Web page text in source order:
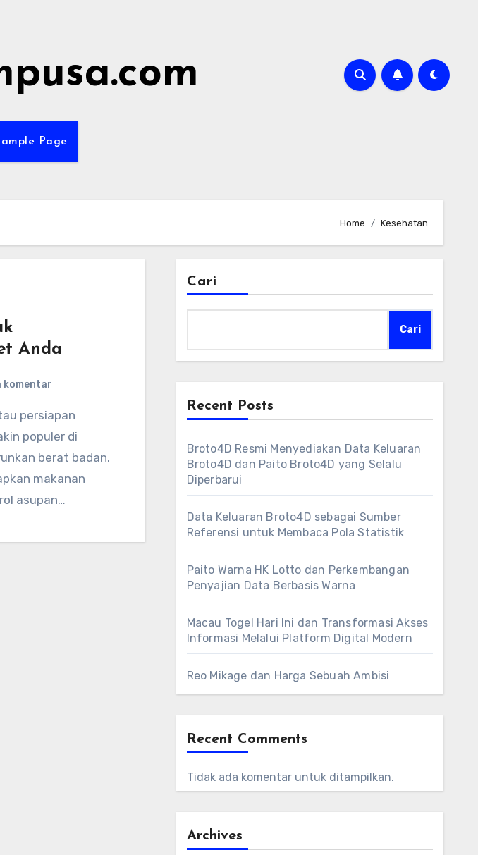
Page
Home Kesehatan
Anda
komentar
populer di
berat badan.
makanan
asupan…
Cari
Cari
Recent Posts
Broto4D Resmi Menyediakan Data Keluaran
Broto4D dan Paito Broto4D yang Selalu
Diperbarui
Data Keluaran Broto4D sebagai Sumber
Referensi untuk Membaca Pola Statistik
Paito Warna HK Lotto dan Perkembangan
Penyajian Data Berbasis Warna
Macau Togel Hari Ini dan Transformasi Akses
Informasi Melalui Platform Digital Modern
Reo Mikage dan Harga Sebuah Ambisi
Recent Comments
Tidak ada komentar untuk ditampilkan.
Archives